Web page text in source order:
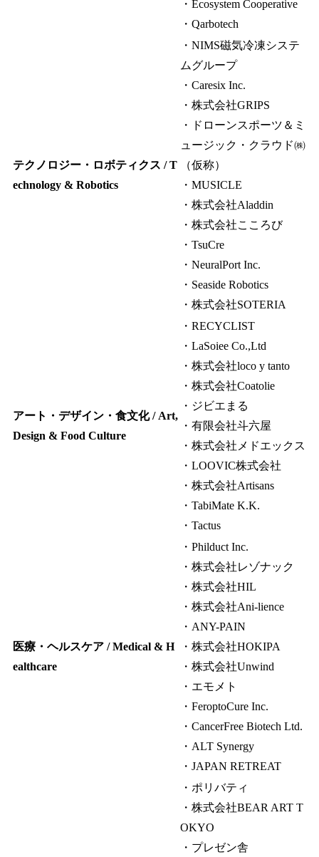
・Ecosystem Cooperative
・Qarbotech
テクノロジー・ロボティクス / T
echnology & Robotics
・NIMS磁気冷凍システ
ムグループ
・Caresix Inc.
・株式会社GRIPS
・ドローンスポーツ＆ミ
ュージック・クラウド㈱
（仮称）
・MUSICLE
・株式会社Aladdin
・株式会社こころび
・TsuCre
・NeuralPort Inc.
・Seaside Robotics
・株式会社SOTERIA
アート・デザイン・食文化 / Art,
Design & Food Culture
・RECYCLIST
・LaSoiee Co.,Ltd
・株式会社loco y tanto
・株式会社Coatolie
・ジビエまる
・有限会社斗六屋
・株式会社メドエックス
・LOOVIC株式会社
・株式会社Artisans
・TabiMate K.K.
・Tactus
医療・ヘルスケア / Medical & H
ealthcare
・Philduct Inc.
・株式会社レゾナック
・株式会社HIL
・株式会社Ani-lience
・ANY-PAIN
・株式会社HOKIPA
・株式会社Unwind
・エモメト
・FeroptoCure Inc.
・CancerFree Biotech Ltd.
・ALT Synergy
・JAPAN RETREAT
・ポリバティ
・株式会社BEAR ART T
OKYO
・プレゼン舎